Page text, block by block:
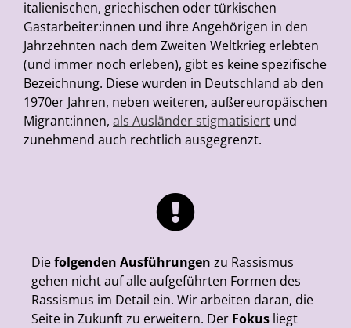
italienischen, griechischen oder türkischen
Gastarbeiter:innen und ihre Angehörigen in den
Jahrzehnten nach dem Zweiten Weltkrieg erlebten
(und immer noch erleben), gibt es keine spezifische
Bezeichnung. Diese wurden in Deutschland ab den
1970er Jahren, neben weiteren, außereuropäischen
Migrant:innen, als Ausländer stigmatisiert und
zunehmend auch rechtlich ausgegrenzt.
Diefolgenden Ausführungen zu Rassismus
gehen nicht auf alle aufgeführten Formen des
Rassismus im Detail ein. Wir arbeiten daran, die
Seite in Zukunft zu erweitern. Der Fokus liegt